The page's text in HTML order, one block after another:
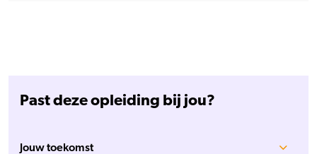
Past deze opleiding bij jou?
Jouw toekomst